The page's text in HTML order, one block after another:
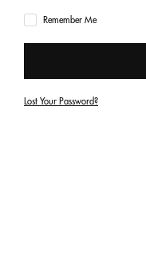
Remember Me
Lost Your Password?